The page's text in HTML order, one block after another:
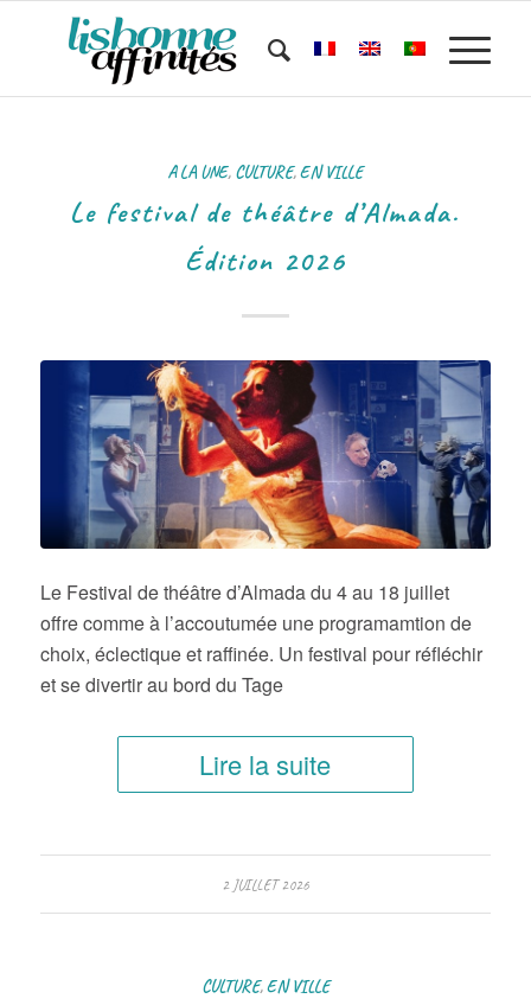
A LA UNE, CULTURE,EN VILLE
Le festival de théâtre d’Almada.
Édition 2026
Le Festival de théâtre d’Almada du 4 au 18 juillet
offre comme à l’accoutumée une programamtion de
choix, éclectique et raffinée. Un festival pour réfléchir
et se divertir au bord du Tage
Lire la suite
2 JUILLET 2026
CULTURE,EN VILLE